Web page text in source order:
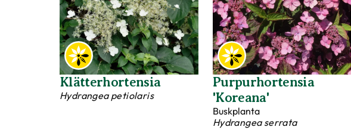
Klätterhortensia
Hydrangea petiolaris
Purpurhortensia
'Koreana'
Buskplanta
Hydrangea serrata